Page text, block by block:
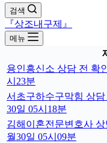
검색
『상조내구제』
메뉴
용인흥신소 상담 전 확
시23분
서초구하수구막힘 상담
30일 05시18분
김해이혼전문변호사
월30일 05시09분